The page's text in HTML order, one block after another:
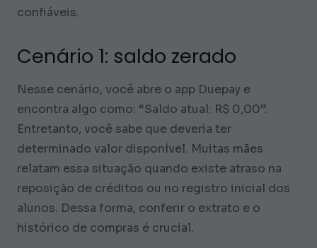
confiáveis.
Cenário 1: saldo zerado
Nesse cenário, você abre o app Duepay e
encontra algo como: “Saldo atual: R$ 0,00”.
Entretanto, você sabe que deveria ter
determinado valor disponível. Muitas mães
relatam essa situação quando existe atraso na
reposição de créditos ou no registro inicial dos
alunos. Dessa forma, conferir o extrato e o
histórico de compras é crucial.